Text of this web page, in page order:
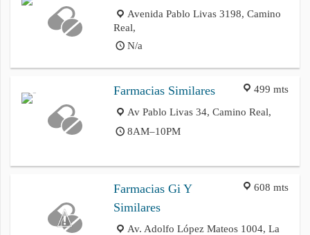
Avenida Pablo Livas 3198, Camino
Real,
N/a
499 mts
Farmacias Similares
Av Pablo Livas 34, Camino Real,
8AM–10PM
608 mts
Farmacias Gi Y
Similares
Av. Adolfo López Mateos 1004, La